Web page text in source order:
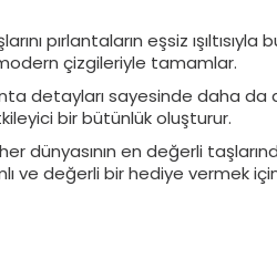
pırlantaların eşsiz
çizgileriyle tamamlar.
sayesinde daha da
bir bütünlük oluşturur.
en değerli
ve değerli bir hediye vermek